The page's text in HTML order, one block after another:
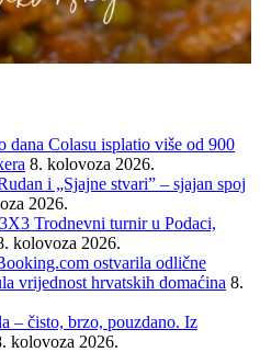
dana Colasu isplatio više od 900
8. kolovoza 2026.
i „Sjajne stvari” – sjajan spoj
2026.
Trodnevni turnir u Podaci,
kolovoza 2026.
ostvarila odlične
vrijednost hrvatskih domaćina 8.
– čisto, brzo, pouzdano. Iz
kolovoza 2026.